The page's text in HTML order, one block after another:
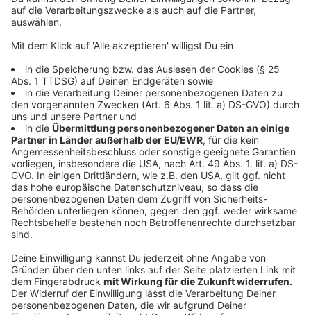
sei laut Windscheid gesagt: Flexibilität und
Anpassungsfähigkeit unserer Erinnerungen nutzen, um
potenziellen Weihnachtsblues zu verhindern. Indem
bereichernde Bestandteile der eigenen Geschichte
bewahren.
Anzeige
Wie gehe ich mit Trauer oder Verlust an
Feiertagen um?
Anzeige
Wenn jemand fehlt, sei es durch Tod oder Trennung,
kann Dankbarkeit helfen. Nicole Staudinger gibt den
Tipp, sich an die schönen Zeiten zu erinnern und
allgemein das Zusammensein mit den Anwesenden zu